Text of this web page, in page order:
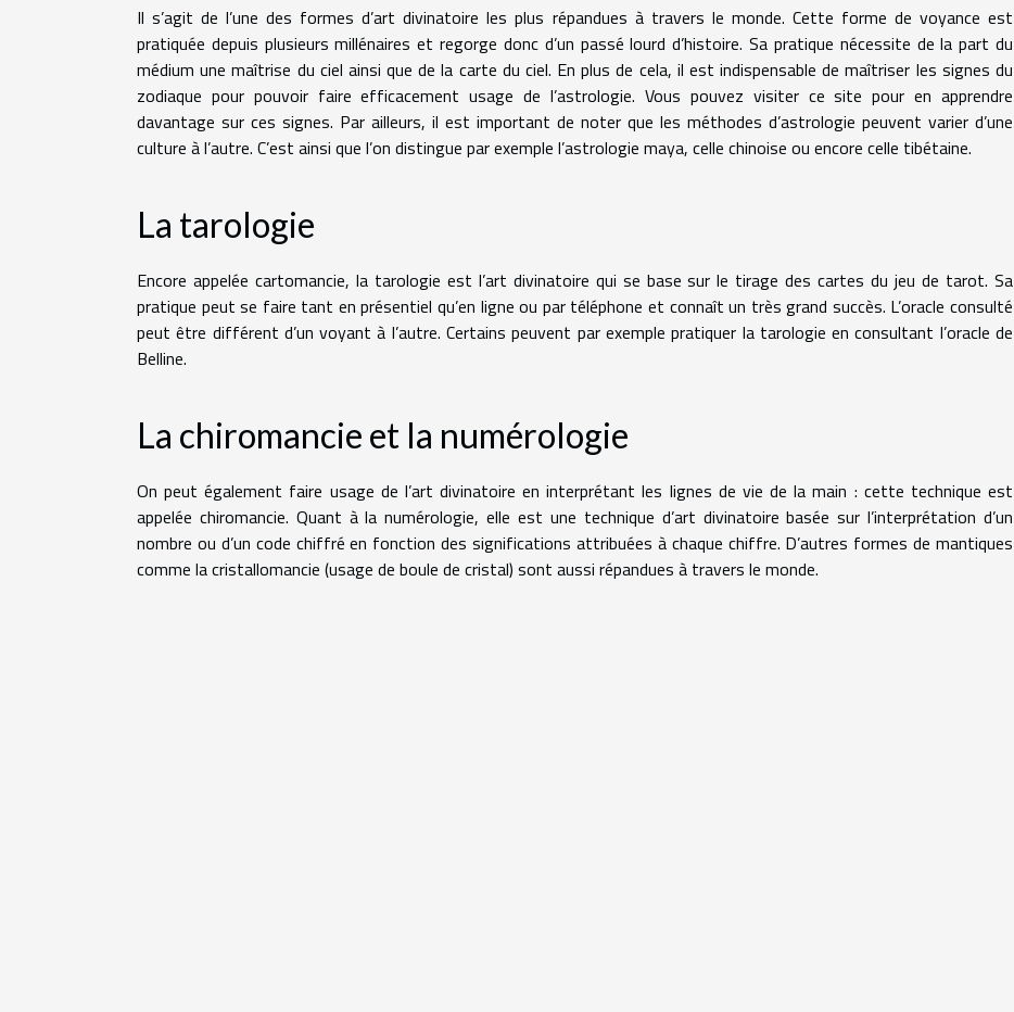
Il s’agit de l’une des formes d’art divinatoire les plus répandues à travers le monde. Cette forme de voyance est
pratiquée depuis plusieurs millénaires et regorge donc d’un passé lourd d’histoire. Sa pratique nécessite de la part du
médium une maîtrise du ciel ainsi que de la carte du ciel. En plus de cela, il est indispensable de maîtriser les signes du
zodiaque pour pouvoir faire efficacement usage de l’astrologie. Vous pouvez visiter ce site pour en apprendre
davantage sur ces signes. Par ailleurs, il est important de noter que les méthodes d’astrologie peuvent varier d’une
culture à l’autre. C’est ainsi que l’on distingue par exemple l’astrologie maya, celle chinoise ou encore celle tibétaine.
La tarologie
Encore appelée cartomancie, la tarologie est l’art divinatoire qui se base sur le tirage des cartes du jeu de tarot. Sa
pratique peut se faire tant en présentiel qu’en ligne ou par téléphone et connaît un très grand succès. L’oracle consulté
peut être différent d’un voyant à l’autre. Certains peuvent par exemple pratiquer la tarologie en consultant l’oracle de
Belline.
La chiromancie et la numérologie
On peut également faire usage de l’art divinatoire en interprétant les lignes de vie de la main : cette technique est
appelée chiromancie. Quant à la numérologie, elle est une technique d’art divinatoire basée sur l’interprétation d’un
nombre ou d’un code chiffré en fonction des significations attribuées à chaque chiffre. D’autres formes de mantiques
comme la cristallomancie (usage de boule de cristal) sont aussi répandues à travers le monde.